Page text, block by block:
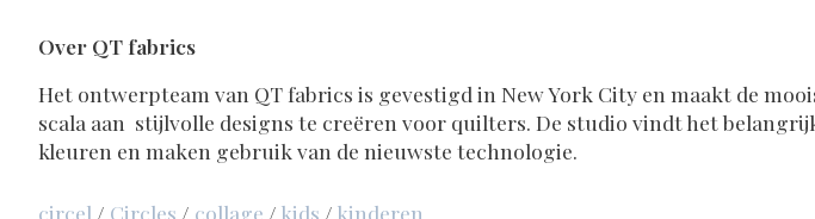
Over QT fabrics
Het ontwerpteam van QT fabrics is gevestigd in New York City en maakt de
scala aan stijlvolle designs te creëren voor quilters. De studio vindt het
kleuren en maken gebruik van de nieuwste technologie.
circel / Circles / collage / kids / kinderen